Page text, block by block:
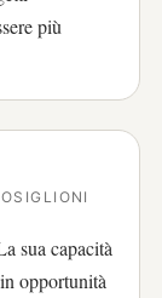
più
sua capacità
opportunità